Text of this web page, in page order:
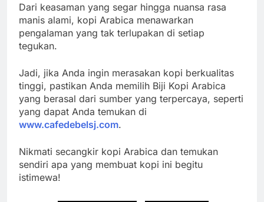
Dari keasaman yang segar hingga nuansa rasa
manis alami, kopi Arabica menawarkan
pengalaman yang tak terlupakan di setiap
tegukan.
Jadi, jika Anda ingin merasakan kopi berkualitas
tinggi, pastikan Anda memilih Biji Kopi Arabica
yang berasal dari sumber yang terpercaya, seperti
yang dapat Anda temukan di
www.cafedebelsj.com.
Nikmati secangkir kopi Arabica dan temukan
sendiri apa yang membuat kopi ini begitu
istimewa!